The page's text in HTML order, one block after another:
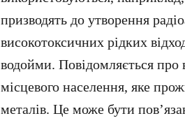
призводять до утворення
високотоксичних рідких
водойми. Повідомляється про
місцевого населення, яке
металів. Це може бути